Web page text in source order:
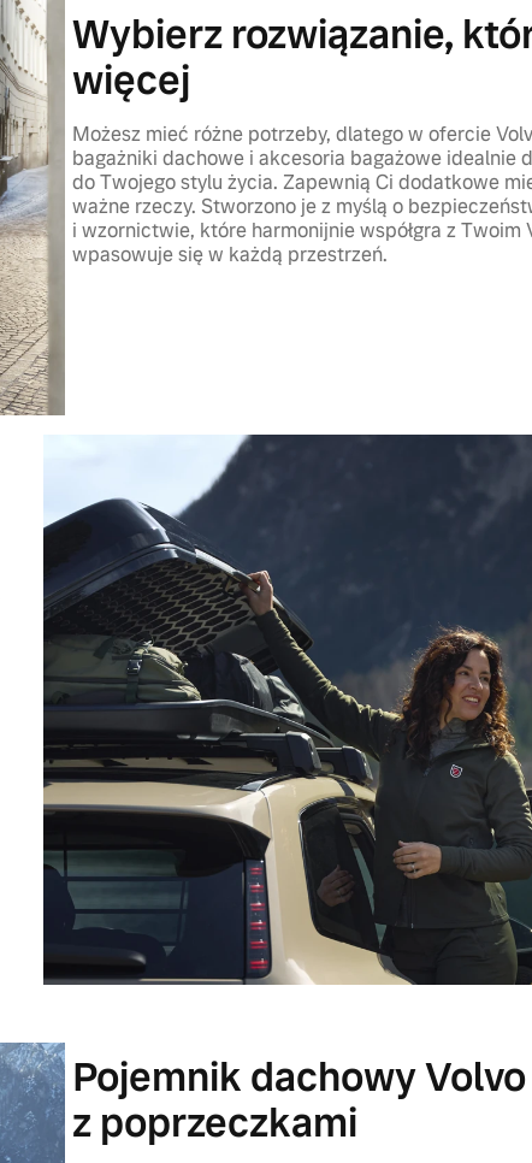
Wybierz rozwiązanie,
więcej
Możesz mieć różne potrzeby, dlatego w ofercie
bagażniki dachowe i akcesoria bagażowe idealnie
do Twojego stylu życia. Zapewnią Ci dodatkowe
ważne rzeczy. Stworzono je z myślą o
i wzornictwie, które harmonijnie współgra z Twoim
wpasowuje się w każdą przestrzeń.
Pojemnik dachowy
z poprzeczkami